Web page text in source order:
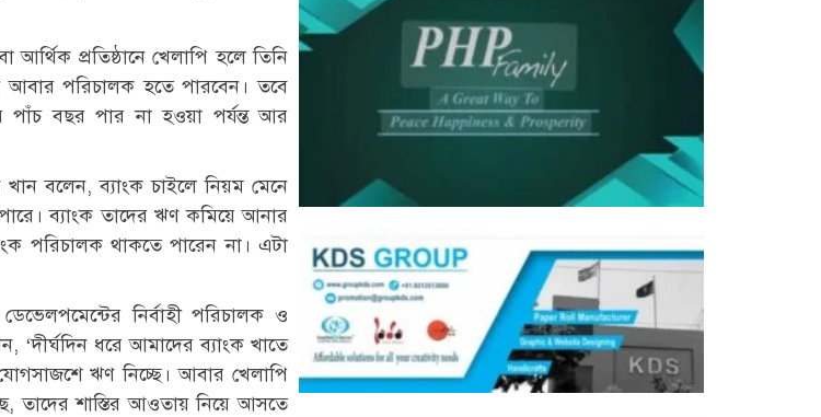
আর্থিক প্রতিষ্ঠানে খেলাপি হলে তিনি
আবার পরিচালক হতে পারবেন। তবে
পাঁচ বছর পার না হওয়া পর্যন্ত আর
খান বলেন, ব্যাংক চাইলে নিয়ম মেনে
ব্যাংক তাদের ঋণ কমিয়ে আনার
পরিচালক থাকতে পারেন না। এটা
নির্বাহী পরিচালক ও
‘দীর্ঘদিন ধরে আমাদের ব্যাংক খাতে
ঋণ নিচ্ছে। আবার খেলাপি
তাদের শাস্তির আওতায় নিয়ে আসতে